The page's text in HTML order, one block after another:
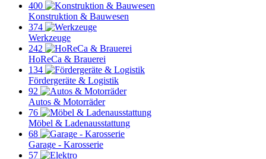
400
Konstruktion & Bauwesen
374
Werkzeuge
242
HoReCa & Brauerei
134
Fördergeräte & Logistik
92
Autos & Motorräder
76
Möbel & Ladenausstattung
68
Garage - Karosserie
57